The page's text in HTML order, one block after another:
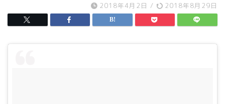
2018年4月2日 / 2018年8月29日